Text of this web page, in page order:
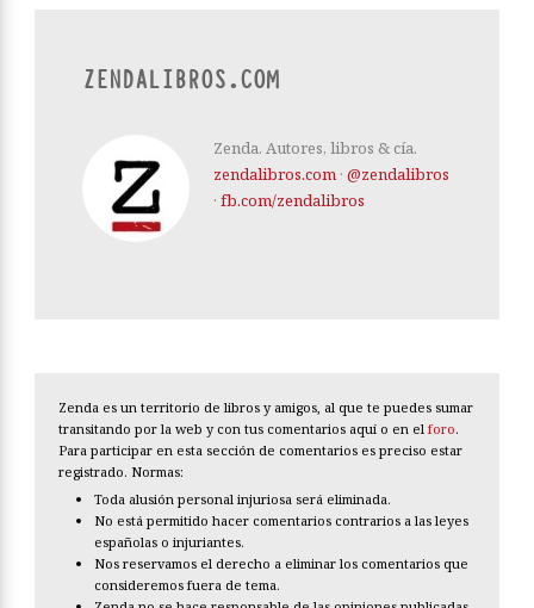
ZENDALIBROS.COM
Zenda. Autores, libros & cía.
zendalibros.com · @zendalibros
· fb.com/zendalibros
Zenda es un territorio de libros y amigos, al que te puedes sumar
transitando por la web y con tus comentarios aquí o en el foro.
Para participar en esta sección de comentarios es preciso estar
registrado. Normas:
Toda alusión personal injuriosa será eliminada.
No está permitido hacer comentarios contrarios a las leyes
españolas o injuriantes.
Nos reservamos el derecho a eliminar los comentarios que
consideremos fuera de tema.